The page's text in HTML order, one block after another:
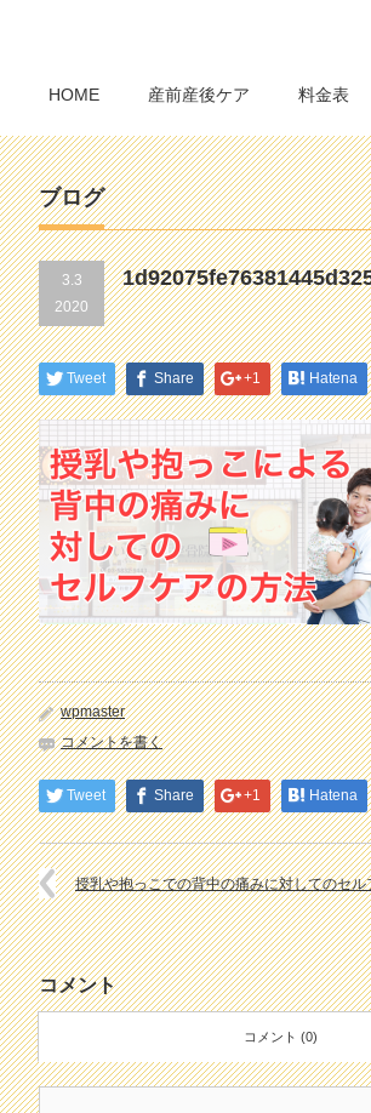
HOME 産前産後ケア 料金表
ブログ
3.3
2020
Tweet Share +1 Hatena
wpmaster
コメントを書く
Tweet Share +1 Hatena
授乳や抱っこでの背中の痛みに対してのセル
コメント
コメント (0)